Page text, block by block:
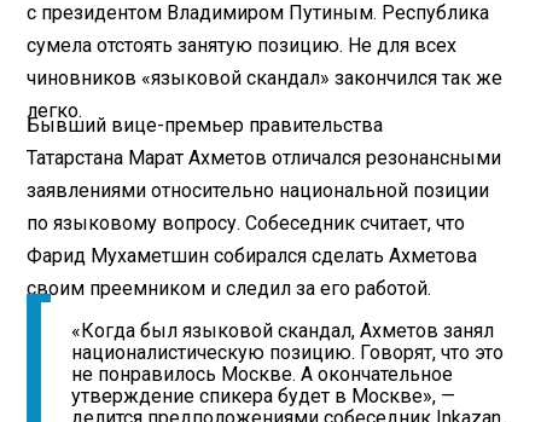
с президентом Владимиром Путиным. Республика
сумела отстоять занятую позицию. Не для всех
чиновников «языковой скандал» закончился так же
легко.
Бывший вице-премьер правительства
Татарстана Марат Ахметов отличался резонансными
заявлениями относительно национальной позиции
по языковому вопросу. Собеседник считает, что
Фарид Мухаметшин собирался сделать Ахметова
своим преемником и следил за его работой.
«Когда был языковой скандал, Ахметов занял
националистическую позицию. Говорят, что это
не понравилось Москве. А окончательное
утверждение спикера будет в Москве», —